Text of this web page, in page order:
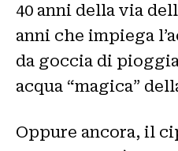
40 anni della via
anni che impiega
da goccia di
acqua “magica”
Oppure ancora, il